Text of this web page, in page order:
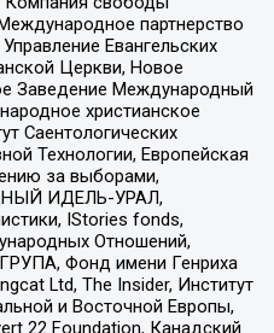
партнерство
Евангельских
Церкви, Новое
Заведение Международный
христианское
Саентологических
Технологии, Европейская
за выборами,
ИДЕЛЬ-УРАЛ,
IStories fonds,
Отношений,
Фонд имени Генриха
Ltd, The Insider, Институт
и Восточной Европы,
22 Foundation, Канадский